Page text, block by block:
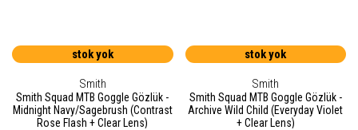
stok yok
Smith
Smith Squad MTB Goggle Gözlük -
Midnight Navy/Sagebrush (Contrast
Rose Flash + Clear Lens)
stok yok
Smith
Smith Squad MTB Goggle Gözlük -
Archive Wild Child (Everyday Violet
+ Clear Lens)